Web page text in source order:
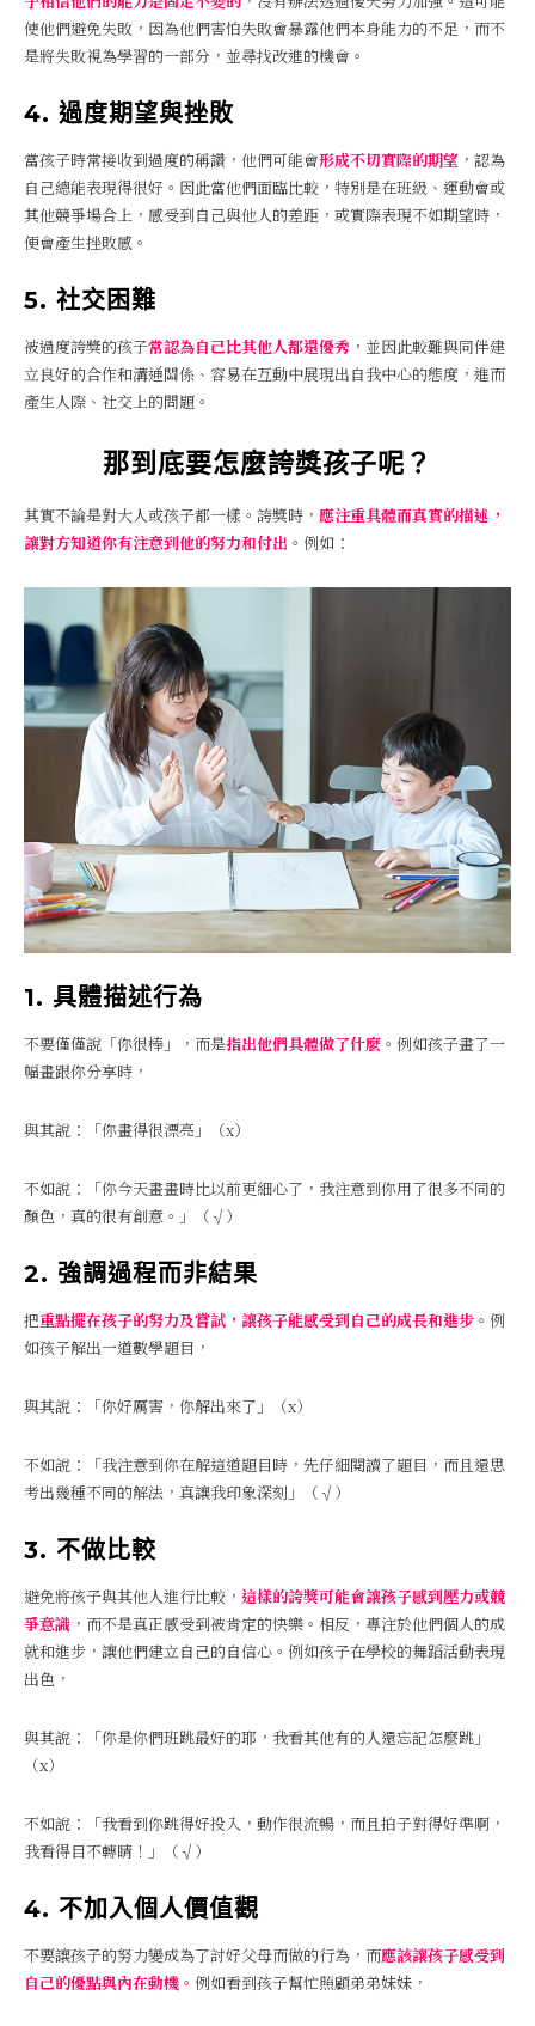
使他們避免失敗，因為他們害怕失敗會暴露他們本身能力的不足，而不
是將失敗視為學習的一部分，並尋找改進的機會。
4. 過度期望與挫敗
當孩子時常接收到過度的稱讚，他們可能會形成不切實際的期望 ，認為
自己總能表現得很好。因此當他們面臨比較，特別是在班級、運動會或
其他競爭場合上，感受到自己與他人的差距，或實際表現不如期望時，
便會產生挫敗感。
5. 社交困難
被過度誇獎的孩子常認為自己比其他人都還優秀 ，並因此較難與同伴建
立良好的合作和溝通關係、容易在互動中展現出自我中心的態度，進而
產生人際、社交上的問題。
那到底要怎麼誇獎孩子呢？
其實不論是對大人或孩子都一樣。誇獎時， 應注重具體而真實的描述，
讓對方知道你有注意到他的努力和付出 。例如：
1. 具體描述行為
不要僅僅說「你很棒」，而是指出他們具體做了什麼 。例如孩子畫了一
幅畫跟你分享時，
與其說：「你畫得很漂亮」（x）
不如說：「你今天畫畫時比以前更細心了，我注意到你用了很多不同的
顏色，真的很有創意。」（√）
2. 強調過程而非結果
把重點擺在孩子的努力及嘗試，讓孩子能感受到自己的成長和進步 。例
如孩子解出一道數學題目，
與其說：「你好厲害，你解出來了」（x）
不如說：「我注意到你在解這道題目時，先仔細閱讀了題目，而且還思
考出幾種不同的解法，真讓我印象深刻」（√）
3. 不做比較
避免將孩子與其他人進行比較， 這樣的誇獎可能會讓孩子感到壓力或競
爭意識 ，而不是真正感受到被肯定的快樂。相反，專注於他們個人的成
就和進步，讓他們建立自己的自信心。例如孩子在學校的舞蹈活動表現
出色，
與其說：「你是你們班跳最好的耶，我看其他有的人還忘記怎麼跳」
（x）
不如說：「我看到你跳得好投入，動作很流暢，而且拍子對得好準啊，
我看得目不轉睛！」（√）
4. 不加入個人價值觀
不要讓孩子的努力變成為了討好父母而做的行為，而應該讓孩子感受到
自己的優點與內在動機 。例如看到孩子幫忙照顧弟弟妹妹，